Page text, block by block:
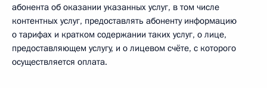
абонента об оказании указанных услуг, в том числе
контентных услуг, предоставлять абоненту информацию
о тарифах и кратком содержании таких услуг, о лице,
предоставляющем услугу, и о лицевом счёте, с которого
осуществляется оплата.